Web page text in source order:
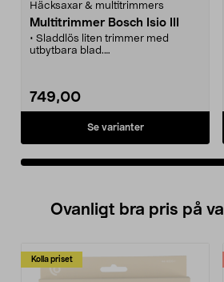
Häcksaxar & multitrimmers
Multitrimmer Bosch Isio III
• Sladdlös liten trimmer med
utbytbara blad.
SDS-systemet.
749,00
Se varianter
Ovanligt bra pris på
Kolla priset